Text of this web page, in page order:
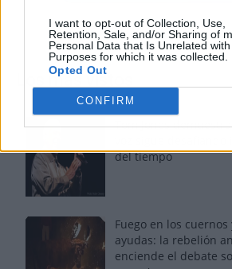
I want to opt-out of Collection, Use,
Retention, Sale, and/or Sharing of
Personal Data that Is Unrelated
Purposes for which it was collected.
Opted Out
CONFIRM
Los más vistos
Tom Jones
del tiempo
Fuego en los
ayudas: la rebelión
enciende el debate